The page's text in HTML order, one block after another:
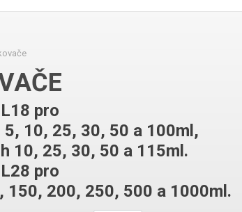
pro
10, 25, 30, 50 a 100ml,
10, 25, 30, 50 a 115ml.
pro
200, 250, 500 a 1000ml.